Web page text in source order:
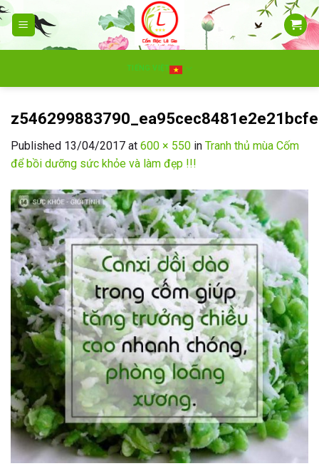
Skip
to
TIẾNG VIỆT
Published 13/04/2017 at 600 × 550 in Tranh thủ mùa Cốm
để bồi dưỡng sức khỏe và làm đẹp !!!